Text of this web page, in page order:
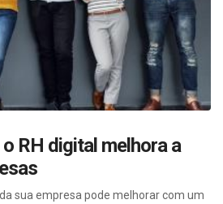
RH digital melhora a
sua empresa pode melhorar com um